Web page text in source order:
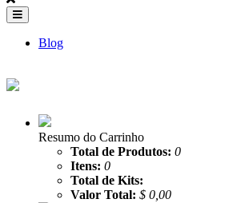
Blog
Resumo do Carrinho
Total de Produtos: 0
Itens: 0
Total de Kits:
Valor Total: $ 0,00